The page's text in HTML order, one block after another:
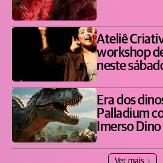
Ateliê
workshop
neste
Era dos
Palladium
Imerso